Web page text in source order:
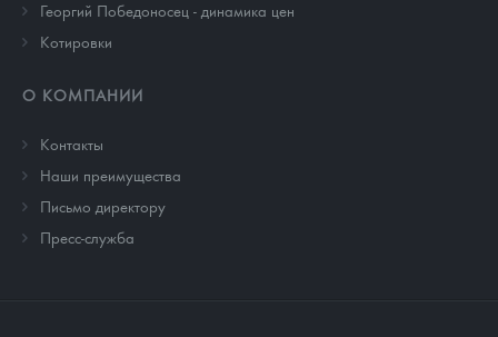
Георгий Победоносец - динамика цен
Котировки
О КОМПАНИИ
Контакты
Наши преимущества
Письмо директору
Пресс-служба